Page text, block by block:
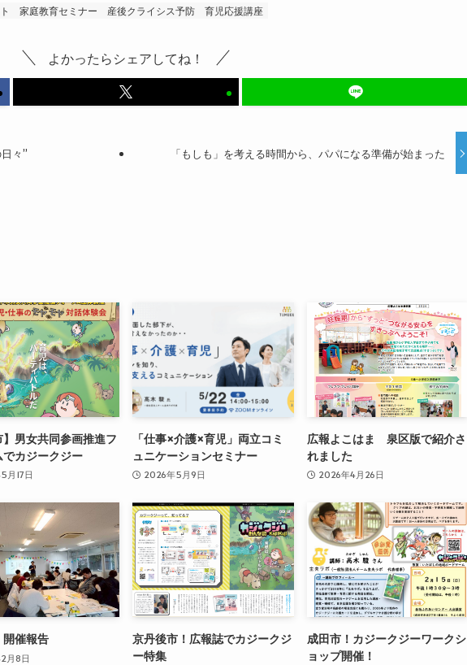
家庭教育セミナー 産後クライシス予防 育児応援講座
よかったらシェアしてね！
々” 「もしも」を考える時間から、パパになる準備が始まった
】男女共同参画推進フ
でカジークジー
月17日
「仕事×介護×育児」両立コミ
ュニケーションセミナー
2026年5月9日
広報よこはま 泉区版で紹介さ
れました
2026年4月26日
催報告
月8日
京丹後市！広報誌でカジークジ
ー特集
成田市！カジークジーワークシ
ョップ開催！